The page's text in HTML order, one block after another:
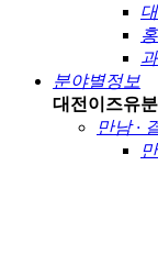
분야별정보
대전이즈유
만남 ·